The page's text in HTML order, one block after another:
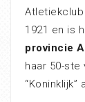
1921 en is
provincie
haar 50-